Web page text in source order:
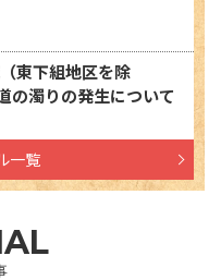
東下組地区を除
の濁りの発生について
一覧